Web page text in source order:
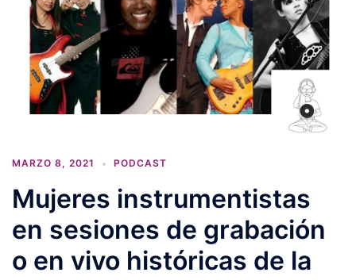
MARZO 8, 2021 PODCAST
Mujeres instrumentistas
en sesiones de grabación
o en vivo históricas de la